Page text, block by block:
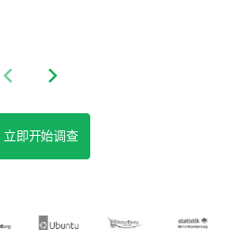
Previous slide
Next slide
立即开始调查